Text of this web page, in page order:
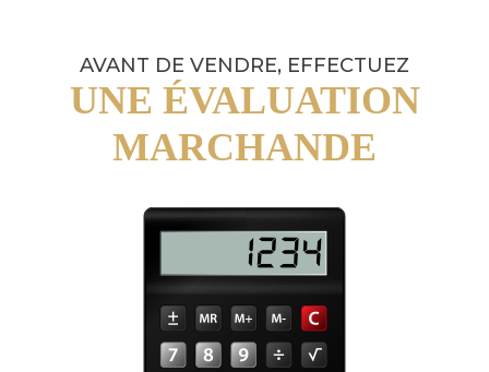
AVANT DE VENDRE, EFFECTUEZ
UNE ÉVALUATION
MARCHANDE